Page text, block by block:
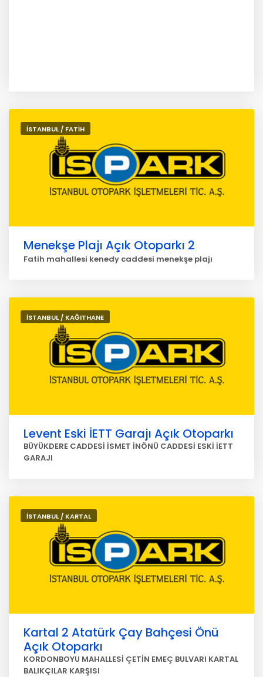
İSTANBUL / FATİH
Menekşe Plajı Açık Otoparkı 2
Fatih mahallesi kenedy caddesi menekşe plajı
İSTANBUL / KAĞITHANE
Levent Eski İETT Garajı Açık Otoparkı
BÜYÜKDERE CADDESİ İSMET İNÖNÜ CADDESİ ESKİ İETT
GARAJI
İSTANBUL / KARTAL
Kartal 2 Atatürk Çay Bahçesi Önü
Açık Otoparkı
KORDONBOYU MAHALLESİ ÇETİN EMEÇ BULVARI KARTAL
BALIKÇILAR KARŞISI